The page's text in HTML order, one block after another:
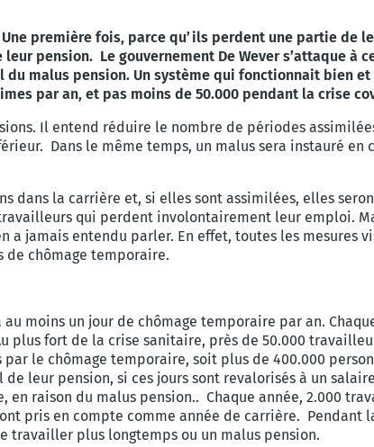
première fois, parce qu’ils perdent une partie de
pension. Le gouvernement De Wever s’attaque à
du malus pension. Un système qui fonctionnait bien
par an, et pas moins de 50.000 pendant la crise
Il entend réduire le nombre de périodes
Dans le même temps, un malus sera instauré en
dans la carrière et, si elles sont assimilées, elles
qui perdent involontairement leur emploi.
a jamais entendu parler. En effet, toutes les mesures
de chômage temporaire.
moins un jour de chômage temporaire par an.
plus fort de la crise sanitaire, près de 50.000
le chômage temporaire, soit plus de 400.000
leur pension, si ces jours sont revalorisés à un
raison du malus pension.. Chaque année, 2.000
pris en compte comme année de carrière. Pendant
travailler plus longtemps ou un malus pension.